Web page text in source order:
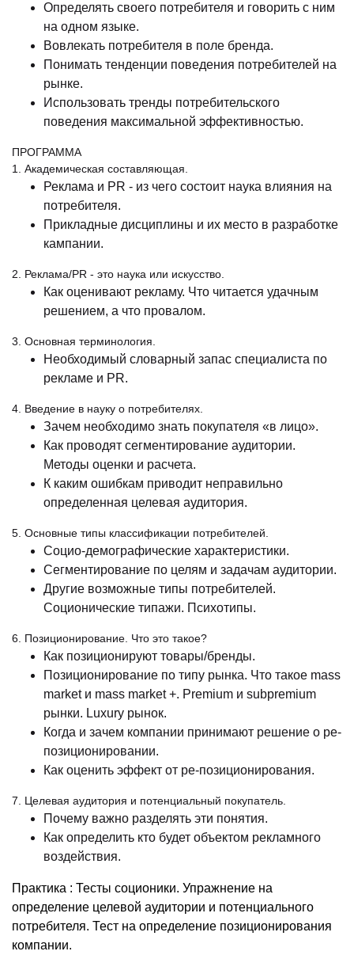
Определять своего потребителя и говорить с ним
на одном языке.
Вовлекать потребителя в поле бренда.
Понимать тенденции поведения потребителей на
рынке.
Использовать тренды потребительского
поведения максимальной эффективностью.
ПРОГРАММА
1. Академическая составляющая.
Реклама и PR - из чего состоит наука влияния на
потребителя.
Прикладные дисциплины и их место в разработке
кампании.
2. Реклама/PR - это наука или искусство.
Как оценивают рекламу. Что читается удачным
решением, а что провалом.
3. Основная терминология.
Необходимый словарный запас специалиста по
рекламе и PR.
4. Введение в науку о потребителях.
Зачем необходимо знать покупателя «в лицо».
Как проводят сегментирование аудитории.
Методы оценки и расчета.
К каким ошибкам приводит неправильно
определенная целевая аудитория.
5. Основные типы классификации потребителей.
Социо-демографические характеристики.
Сегментирование по целям и задачам аудитории.
Другие возможные типы потребителей.
Соционические типажи. Психотипы.
6. Позиционирование. Что это такое?
Как позиционируют товары/бренды.
Позиционирование по типу рынка. Что такое mass
market и mass market +. Premium и subpremium
рынки. Luxury рынок.
Когда и зачем компании принимают решение о ре-
позиционировании.
Как оценить эффект от ре-позиционирования.
7. Целевая аудитория и потенциальный покупатель.
Почему важно разделять эти понятия.
Как определить кто будет объектом рекламного
воздействия.
Практика : Тесты соционики. Упражнение на
определение целевой аудитории и потенциального
потребителя. Тест на определение позиционирования
компании.